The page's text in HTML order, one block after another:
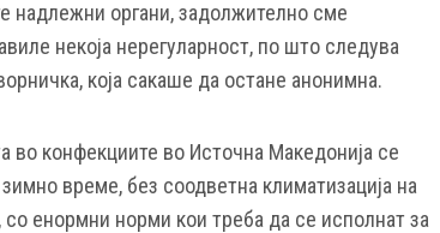
надлежни органи, задолжително сме
некоја нерегуларност, по што следува
која сакаше да остане анонимна.
во конфекциите во Источна Македонија се
време, без соодветна климатизација на
енормни норми кои треба да се исполнат за